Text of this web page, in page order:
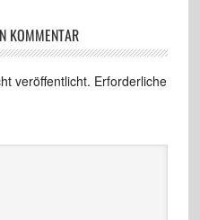
KOMMENTAR
veröffentlicht. Erforderliche